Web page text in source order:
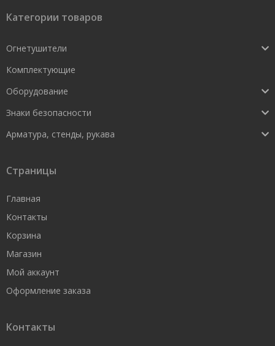
Категории товаров
Огнетушители
Комплектующие
Оборудование
Знаки безопасности
Арматура, стенды, рукава
Страницы
Главная
Контакты
Корзина
Магазин
Мой аккаунт
Оформление заказа
Контакты